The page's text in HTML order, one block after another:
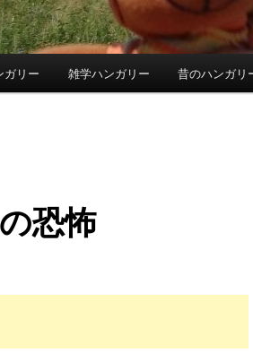
ガリー 雑学ハンガリー 昔のハンガリ
恐怖